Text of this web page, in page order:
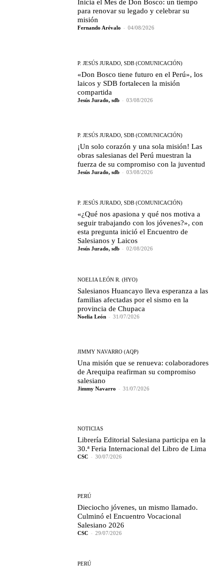
Inicia el Mes de Don Bosco: un tiempo
para renovar su legado y celebrar su
misión
Fernando Arévalo - 04/08/2026
P. JESÚS JURADO, SDB (COMUNICACIÓN)
«Don Bosco tiene futuro en el Perú», los
laicos y SDB fortalecen la misión
compartida
Jesús Jurado, sdb - 03/08/2026
P. JESÚS JURADO, SDB (COMUNICACIÓN)
¡Un solo corazón y una sola misión! Las
obras salesianas del Perú muestran la
fuerza de su compromiso con la juventud
Jesús Jurado, sdb - 03/08/2026
P. JESÚS JURADO, SDB (COMUNICACIÓN)
«¿Qué nos apasiona y qué nos motiva a
seguir trabajando con los jóvenes?», con
esta pregunta inició el Encuentro de
Salesianos y Laicos
Jesús Jurado, sdb - 02/08/2026
NOELIA LEÓN R. (HYO)
Salesianos Huancayo lleva esperanza a las
familias afectadas por el sismo en la
provincia de Chupaca
Noelia León - 31/07/2026
JIMMY NAVARRO (AQP)
Una misión que se renueva: colaboradores
de Arequipa reafirman su compromiso
salesiano
Jimmy Navarro - 31/07/2026
NOTICIAS
Librería Editorial Salesiana participa en la
30.ª Feria Internacional del Libro de Lima
CSC - 30/07/2026
PERÚ
Dieciocho jóvenes, un mismo llamado.
Culminó el Encuentro Vocacional
Salesiano 2026
CSC - 29/07/2026
PERÚ